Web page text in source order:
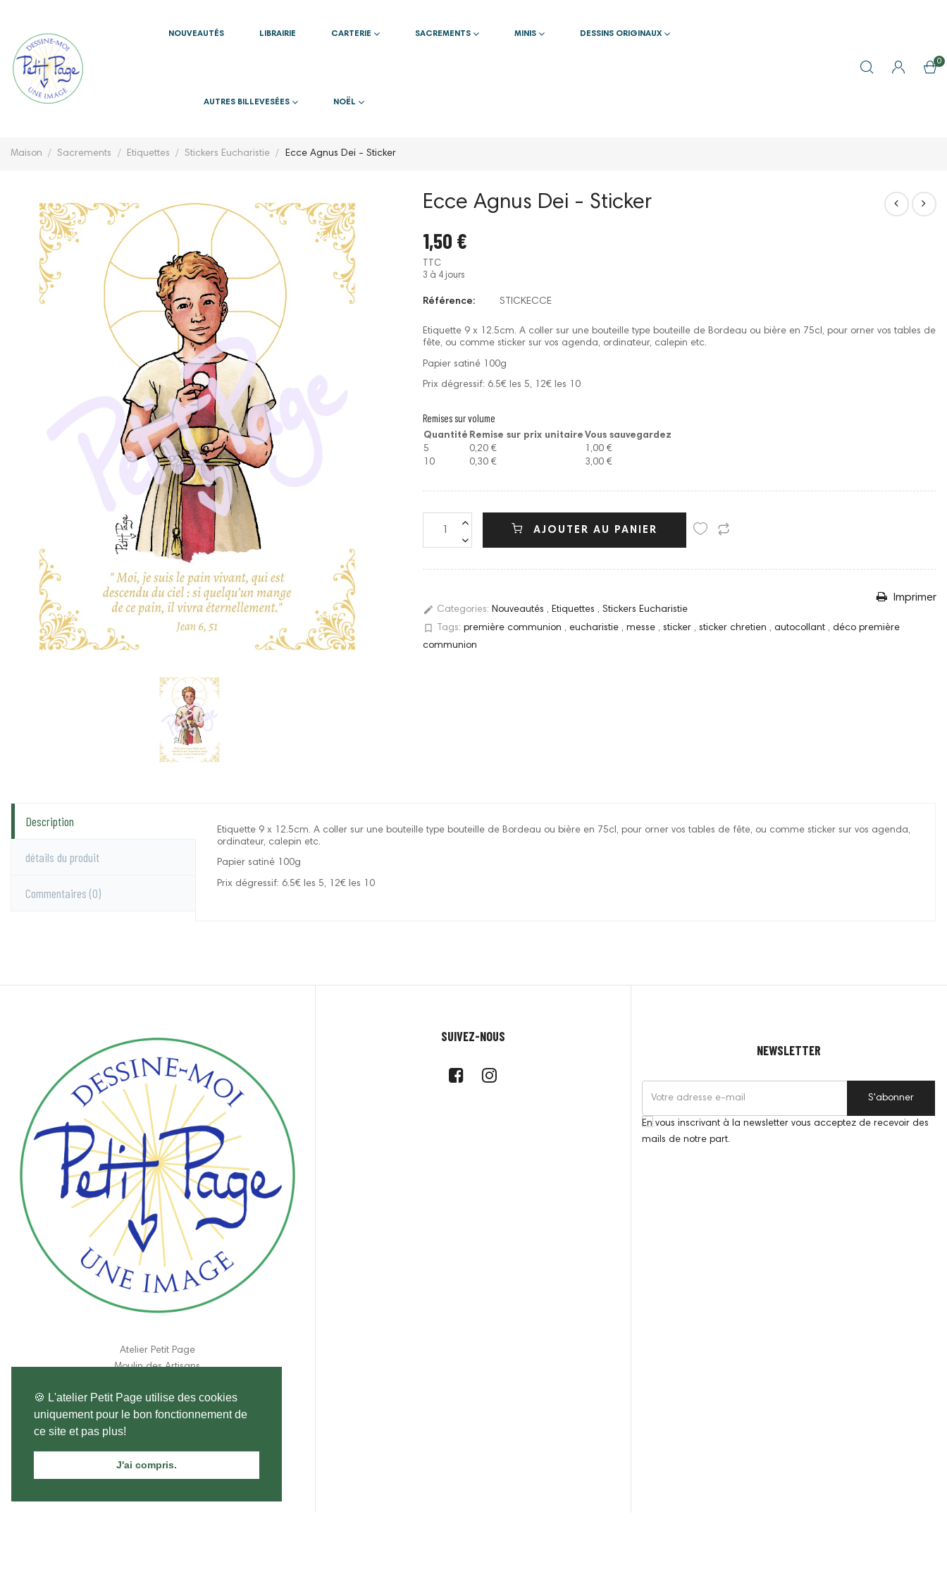
🍪 L'atelier Petit Page utilise des cookies
uniquement pour le bon fonctionnement de
ce site et pas plus!
J'ai compris.
NOUVEAUTÉS LIBRAIRIE CARTERIE SACREMENTS MINIS DESSINS ORIGINAUX
AUTRES BILLEVESÉES NOËL
0
Maison Sacrements Etiquettes Stickers Eucharistie Ecce Agnus Dei - Sticker
Ecce Agnus Dei - Sticker
1,50 €
TTC
3 à 4 jours
Référence: STICKECCE
Etiquette 9 x 12.5cm. A coller sur une bouteille type bouteille de Bordeau ou bière en 75cl, pour orner vos tables de
fête, ou comme sticker sur vos agenda, ordinateur, calepin etc.
Papier satiné 100g
Prix dégressif: 6.5€ les 5, 12€ les 10
Remises sur volume
Quantité Remise sur prix unitaire Vous sauvegardez
5
0,20 €
1,00 €
10
0,30 € 3,00 €
AJOUTER AU PANIER
Imprimer
edit Categories: Nouveautés , Etiquettes , Stickers Eucharistie
bookmark_border Tags: première communion , eucharistie , messe , sticker , sticker chretien , autocollant , déco première
communion
Description
détails du produit
Commentaires (0)
Etiquette 9 x 12.5cm. A coller sur une bouteille type bouteille de Bordeau ou bière en 75cl, pour orner vos tables de fête, ou comme sticker sur vos agenda,
ordinateur, calepin etc.
Papier satiné 100g
Prix dégressif: 6.5€ les 5, 12€ les 10
Atelier Petit Page
Moulin des Artisans
37460 Genillé
France
atelier.petitpage@gmail.com
SUIVEZ-NOUS
NEWSLETTER
S'abonner
En vous inscrivant à la newsletter vous acceptez de recevoir des
mails de notre part.